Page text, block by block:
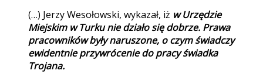
(…) Jerzy Wesołowski, wykazał, iż w Urzędzie
Miejskim w Turku nie działo się dobrze. Prawa
pracowników były naruszone, o czym świadczy
ewidentnie przywrócenie do pracy świadka
Trojana.